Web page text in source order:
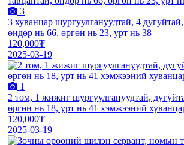
3
3 хуванцар шургуулгануудтай, 4
өндөр нь 66, өргөн нь 23, урт нь 38
120,000₮
2025-03-19
1
2 том, 1 жижиг шургуулгануудтай,
өргөн нь 18, урт нь 41 хэмжээний
120,000₮
2025-03-19